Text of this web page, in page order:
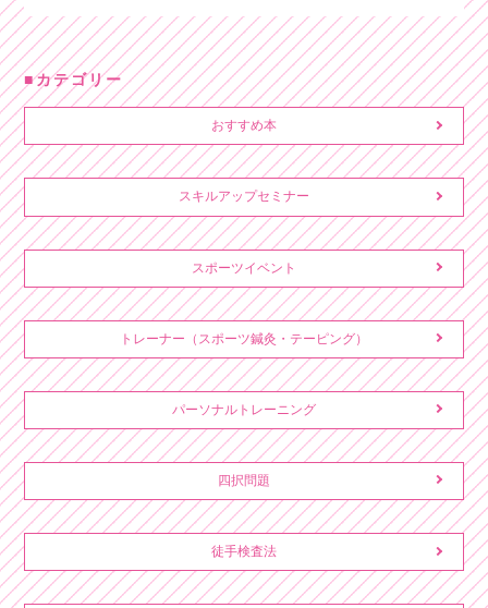
カテゴリー
おすすめ本
スキルアップセミナー
スポーツイベント
トレーナー（スポーツ鍼灸・テーピング）
パーソナルトレーニング
四択問題
徒手検査法